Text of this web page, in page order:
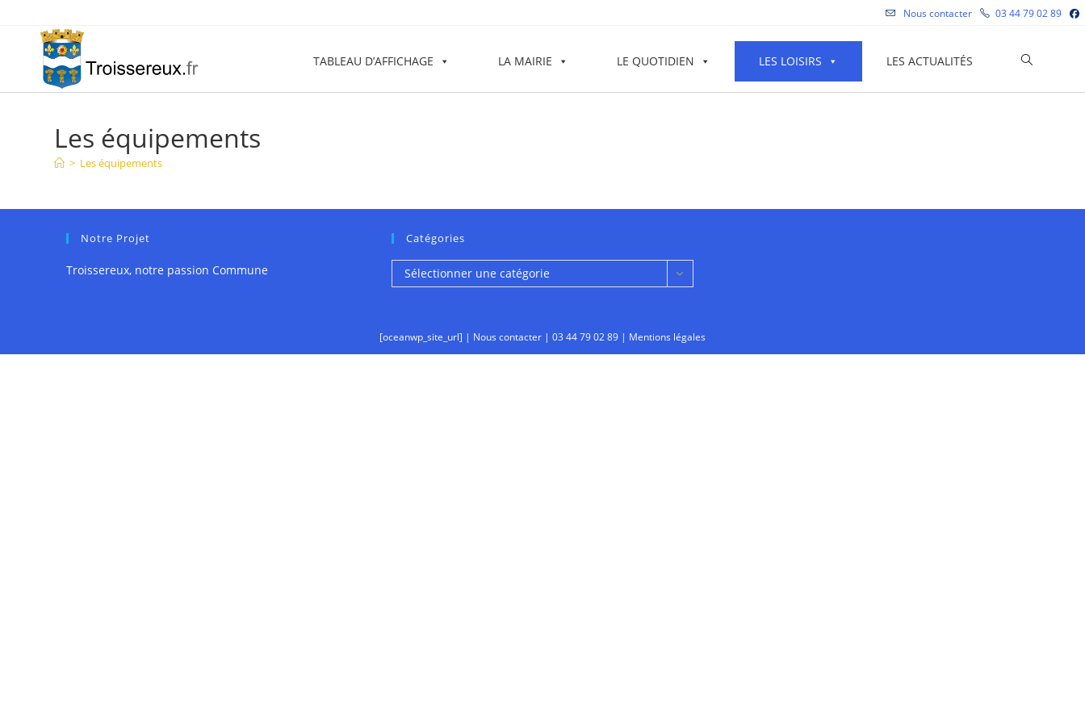
Nous contacter 03 44 79 02 89
TABLEAU D’AFFICHAGE LA MAIRIE LE QUOTIDIEN LES LOISIRS LES ACTUALITÉS Toggle
Les équipements
> Les équipements
Notre Projet
Troissereux, notre passion Commune
Catégories
Catégories
Sélectionner une catégorie
[oceanwp_site_url] | Nous contacter | 03 44 79 02 89 | Mentions légales